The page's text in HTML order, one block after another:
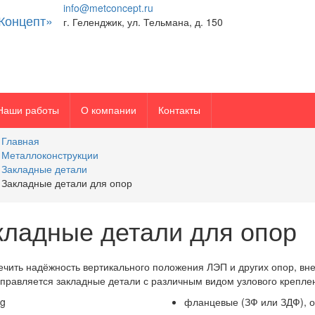
info@metconcept.ru
г. Геленджик, ул. Тельмана, д. 150
работы О компании Контакты
Главная
Металлоконструкции
Закладные детали
Закладные детали для опор
детали для опор
надёжность вертикального положения ЛЭП и других опор,
закладные детали с различным видом узлового
фланцевые (ЗФ или ЗДФ),